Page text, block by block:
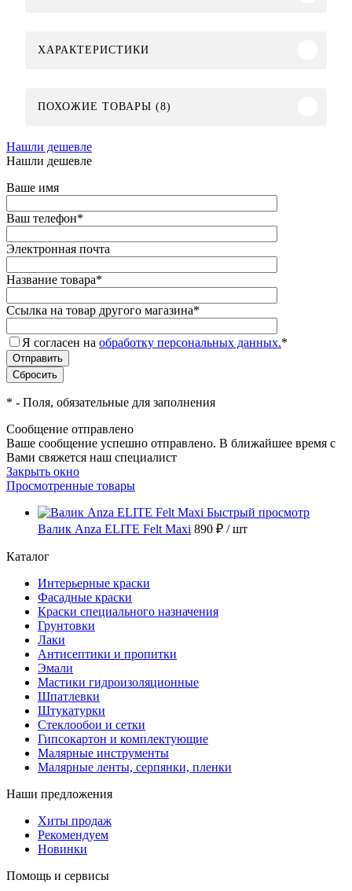
ХАРАКТЕРИСТИКИ
ПОХОЖИЕ ТОВАРЫ (8)
Нашли дешевле
Нашли дешевле
Ваше имя
Ваш телефон*
Электронная почта
Название товара*
Ссылка на товар другого магазина*
Я согласен на обработку персональных данных.*
* - Поля, обязательные для заполнения
Сообщение отправлено
Ваше сообщение успешно отправлено. В ближайшее время с
Вами свяжется наш специалист
Закрыть окно
Просмотренные товары
Быстрый просмотр
Валик Anza ELITE Felt Maxi 890 ₽ / шт
Каталог
Интерьерные краски
Фасадные краски
Краски специального назначения
Грунтовки
Лаки
Антисептики и пропитки
Эмали
Мастики гидроизоляционные
Шпатлевки
Штукатурки
Стеклообои и сетки
Гипсокартон и комплектующие
Малярные инструменты
Малярные ленты, серпянки, пленки
Наши предложения
Хиты продаж
Рекомендуем
Новинки
Помощь и сервисы